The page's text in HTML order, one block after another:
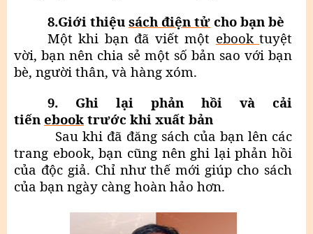
8.Giới thiệu sách điện tử cho bạn bè
Một khi bạn đã viết một ebooktuyệt
vời, bạn nên chia sẻ một số bản sao với bạn
bè, người thân, và hàng xóm.
9. Ghi lại phản hồi và cải
tiến ebook trước khi xuất bản
Sau khi đã đăng sách của bạn lên các
trang ebook, bạn cũng nên ghi lại phản hồi
của độc giả. Chỉ như thế mới giúp cho sách
của bạn ngày càng hoàn hảo hơn.